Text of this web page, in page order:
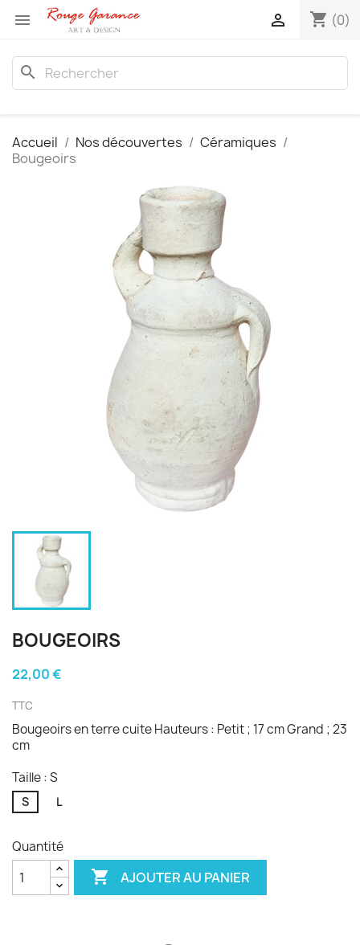
 shopping_cart (0)

search
Accueil Nos découvertes
Céramiques
Bougeoirs
BOUGEOIRS
22,00 €
TTC
Bougeoirs en terre cuite Hauteurs : Petit ; 17 cm Grand ; 23
cm
Taille : S
S L
Quantité
 AJOUTER AU PANIER